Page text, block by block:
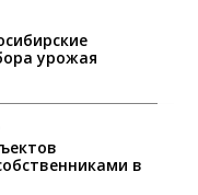
урожая
в